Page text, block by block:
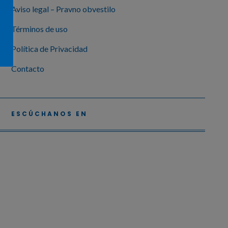
Aviso legal – Pravno obvestilo
Términos de uso
Política de Privacidad
Contacto
ESCÚCHANOS EN